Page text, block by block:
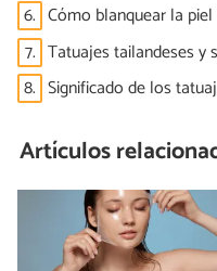
6. Cómo blanquear la
7. Tatuajes tailandeses y
8. Significado de los
Artículos